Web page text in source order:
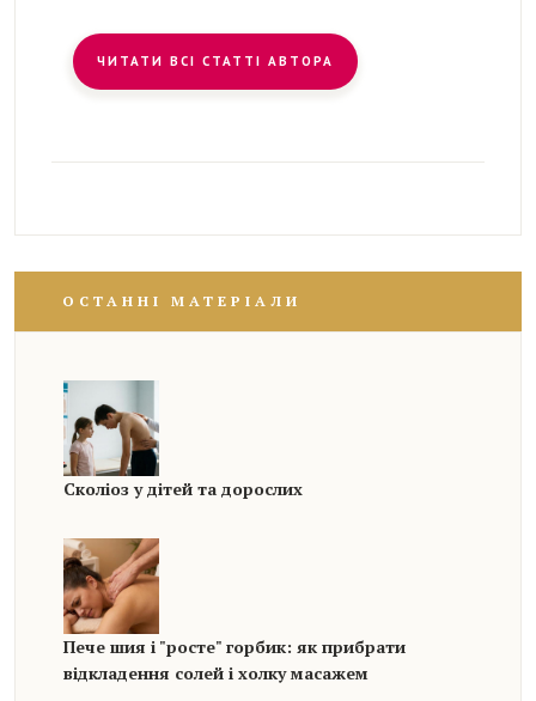
ЧИТАТИ ВСІ СТАТТІ АВТОРА
ОСТАННІ МАТЕРІАЛИ
Сколіоз у дітей та дорослих
Пече шия і "росте" горбик: як прибрати
відкладення солей і холку масажем